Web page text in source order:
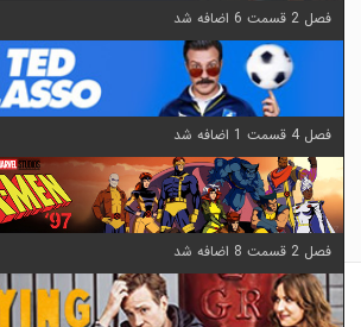
فصل 2 قسمت 6 اضافه شد
فصل 4 قسمت 1 اضافه شد
فصل 2 قسمت 8 اضافه شد